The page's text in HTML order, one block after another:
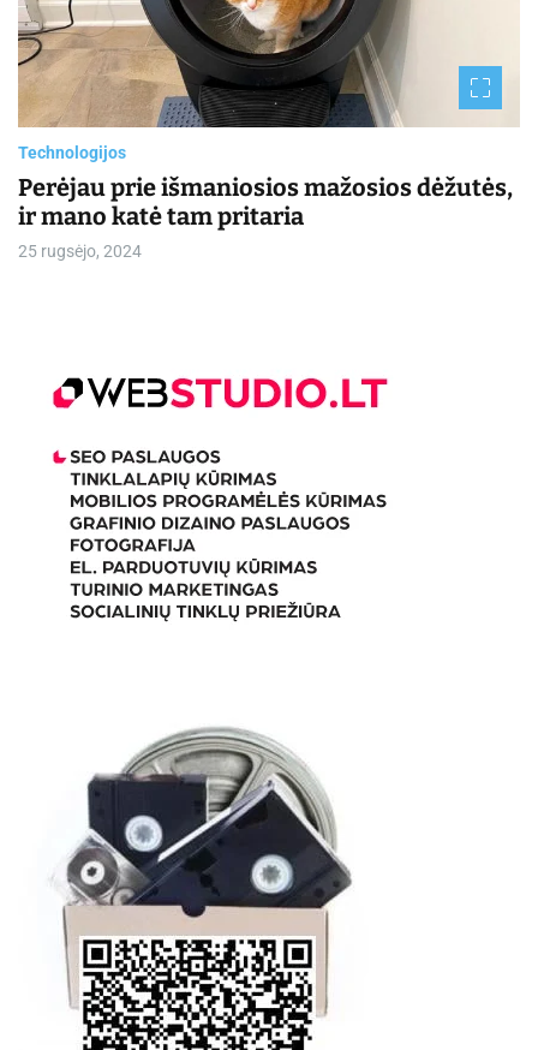
Technologijos
Perėjau prie išmaniosios mažosios dėžutės,
ir mano katė tam pritaria
25 rugsėjo, 2024